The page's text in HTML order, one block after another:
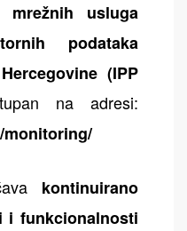
usluga
podataka
(IPP
na adresi:
kontinuirano
i funkcionalnosti